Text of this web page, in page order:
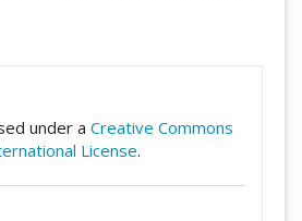
under a Creative Commons
License.